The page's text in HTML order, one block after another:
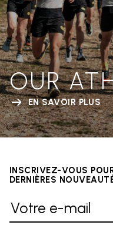
OUR
EN SAVOIR PLUS
INSCRIVEZ-VOUS
DERNIÈRES